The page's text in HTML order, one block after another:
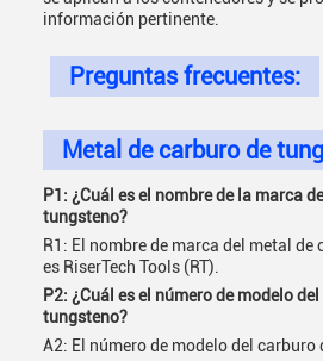
información pertinente.
Preguntas frecuentes:
Metal de carburo de
P1: ¿Cuál es el nombre de la marca
tungsteno?
R1: El nombre de marca del metal
es RiserTech Tools (RT).
P2: ¿Cuál es el número de modelo
tungsteno?
A2: El número de modelo del carburo